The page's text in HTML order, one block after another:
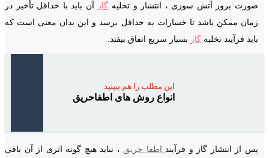
صورت بروز آتش سوزی ، انتشار و تخلیه گاز
آن باید با حداقل تأخیر در
زمان ممکن باشد تا خسارات به حداقل برسد و این بدان معنی است که
باید فرآیند تخلیه گاز بسیار سریع اتفاق بیفتد.
این مطلب را هم ببینید
انواع روش های اطفاحریق
پس از انتشار گاز و فرآیند اطفا حریق ، نباید هیچ گونه اثری از آن باقی